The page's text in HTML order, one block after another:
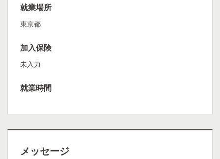
就業場所
東京都
加入保険
未入力
就業時間
メッセージ